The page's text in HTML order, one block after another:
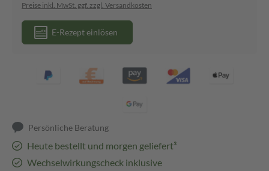
Preise inkl. MwSt. ggf. zzgl. Versandkosten
E-Rezept einlösen
Persönliche Beratung
Heute bestellt und morgen geliefert³
Wechselwirkungscheck inklusive